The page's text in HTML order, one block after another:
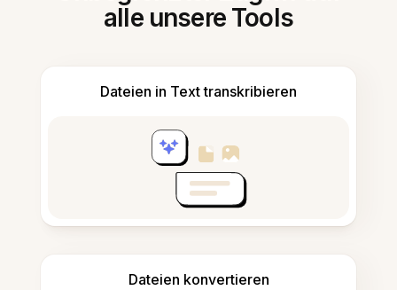
alle unsere Tools
Dateien in Text transkribieren
Dateien konvertieren